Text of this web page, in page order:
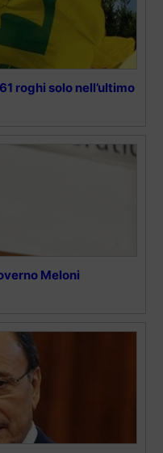
roghi solo nell’ultimo
Meloni